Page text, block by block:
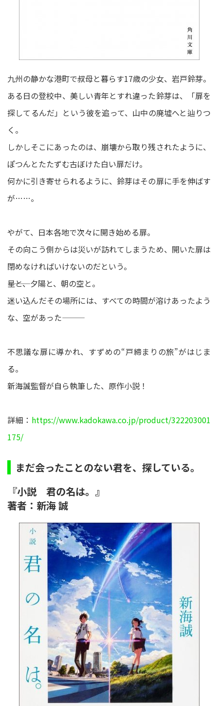
九州の静かな港町で叔母と暮らす17歳の少女、岩戸鈴芽。
ある日の登校中、美しい青年とすれ違った鈴芽は、「扉を
探してるんだ」という彼を追って、山中の廃墟へと辿りつ
く。
しかしそこにあったのは、崩壊から取り残されたように、
ぽつんとたたずむ古ぼけた白い扉だけ。
何かに引き寄せられるように、鈴芽はその扉に手を伸ばす
が……。
やがて、日本各地で次々に開き始める扉。
その向こう側からは災いが訪れてしまうため、開いた扉は
閉めなければいけないのだという。
―――星と、夕陽と、朝の空と。
迷い込んだその場所には、すべての時間が溶けあったよう
な、空があった―――
不思議な扉に導かれ、すずめの“戸締まりの旅”がはじま
る。
新海誠監督が自ら執筆した、原作小説！
詳細： https://www.kadokawa.co.jp/product/322203001
175/
まだ会ったことのない君を、探している。
『小説 君の名は。』
著者：新海 誠